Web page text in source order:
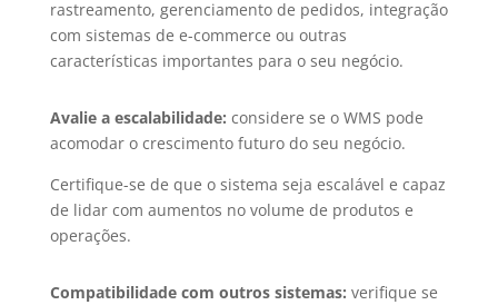
rastreamento, gerenciamento de pedidos, integração
com sistemas de e-commerce ou outras
características importantes para o seu negócio.
Avalie a escalabilidade: considere se o WMS pode
acomodar o crescimento futuro do seu negócio.
Certifique-se de que o sistema seja escalável e capaz
de lidar com aumentos no volume de produtos e
operações.
Compatibilidade com outros sistemas: verifique se